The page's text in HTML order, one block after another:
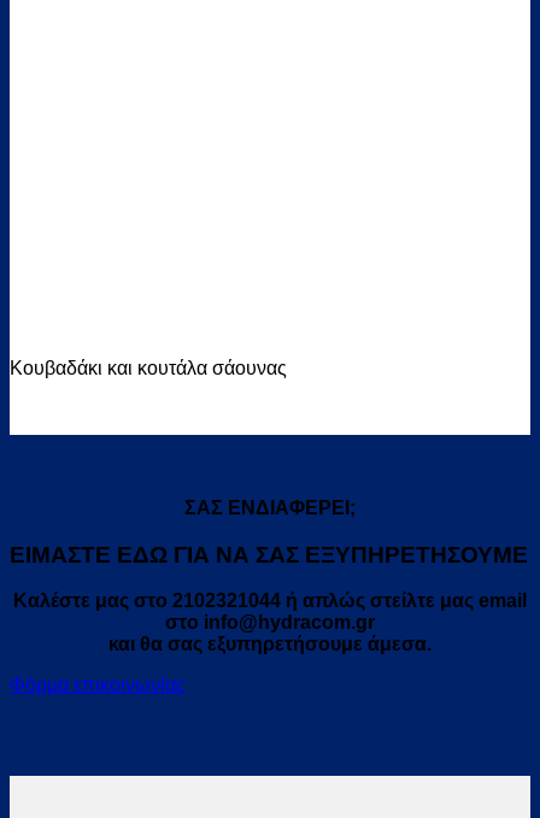
Κουβαδάκι και κουτάλα σάουνας
ΣΑΣ ΕΝΔΙΑΦΕΡΕΙ;
ΕΙΜΑΣΤΕ ΕΔΩ ΓΙΑ ΝΑ ΣΑΣ ΕΞΥΠΗΡΕΤΗΣΟΥΜΕ
Καλέστε μας στο 2102321044 ή απλώς στείλτε μας email
στο info@hydracom.gr
και θα σας εξυπηρετήσουμε άμεσα.
Φόρμα επικοινωνίας